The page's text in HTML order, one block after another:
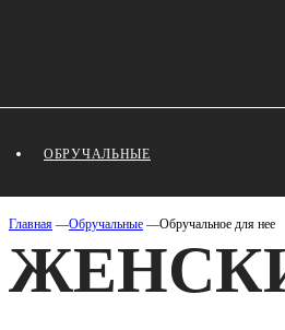
ОБРУЧАЛЬНЫЕ
Главная —Обручальные —Обручальное для нее